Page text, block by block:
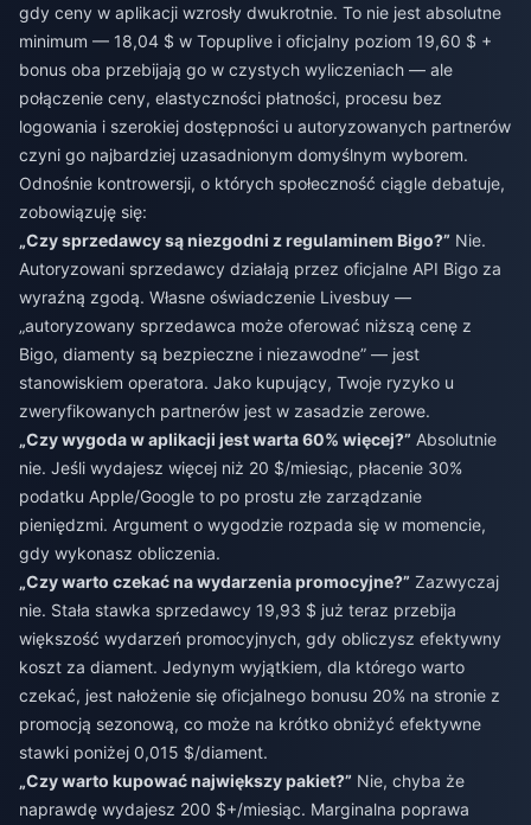
gdy ceny w aplikacji wzrosły dwukrotnie. To nie jest absolutne
minimum — 18,04 $ w Topuplive i oficjalny poziom 19,60 $ +
bonus oba przebijają go w czystych wyliczeniach — ale
połączenie ceny, elastyczności płatności, procesu bez
logowania i szerokiej dostępności u autoryzowanych partnerów
czyni go najbardziej uzasadnionym domyślnym wyborem.
Odnośnie kontrowersji, o których społeczność ciągle debatuje,
zobowiązuję się:
„Czy sprzedawcy są niezgodni z regulaminem Bigo?” Nie.
Autoryzowani sprzedawcy działają przez oficjalne API Bigo za
wyraźną zgodą. Własne oświadczenie Livesbuy —
„autoryzowany sprzedawca może oferować niższą cenę z
Bigo, diamenty są bezpieczne i niezawodne” — jest
stanowiskiem operatora. Jako kupujący, Twoje ryzyko u
zweryfikowanych partnerów jest w zasadzie zerowe.
„Czy wygoda w aplikacji jest warta 60% więcej?” Absolutnie
nie. Jeśli wydajesz więcej niż 20 $/miesiąc, płacenie 30%
podatku Apple/Google to po prostu złe zarządzanie
pieniędzmi. Argument o wygodzie rozpada się w momencie,
gdy wykonasz obliczenia.
„Czy warto czekać na wydarzenia promocyjne?” Zazwyczaj
nie. Stała stawka sprzedawcy 19,93 $ już teraz przebija
większość wydarzeń promocyjnych, gdy obliczysz efektywny
koszt za diament. Jedynym wyjątkiem, dla którego warto
czekać, jest nałożenie się oficjalnego bonusu 20% na stronie z
promocją sezonową, co może na krótko obniżyć efektywne
stawki poniżej 0,015 $/diament.
„Czy warto kupować największy pakiet?” Nie, chyba że
naprawdę wydajesz 200 $+/miesiąc. Marginalna poprawa